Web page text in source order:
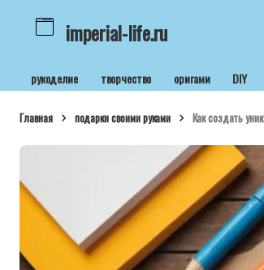
imperial-life.ru
рукоделие творчество оригами DIY
Главная подарки своими руками Как создать